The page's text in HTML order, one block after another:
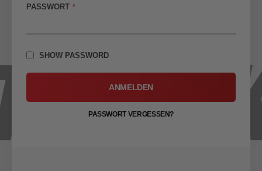
PASSWORT
SHOW PASSWORD
ANMELDEN
PASSWORT VERGESSEN?